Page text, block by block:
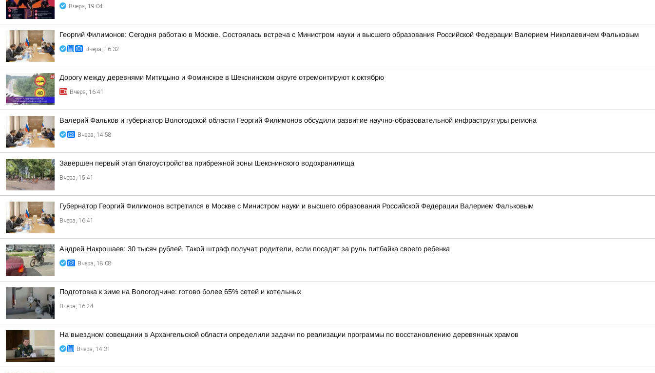
Вчера, 19:04
Георгий Филимонов: Сегодня работаю в Москве. Состоялась встреча с Министром науки и высшего образования Российской Федерации Валерием Николаевичем Фальковым
Вчера, 16:32
Дорогу между деревнями Митицыно и Фоминское в Шекснинском округе отремонтируют к октябрю
Вчера, 16:41
Валерий Фальков и губернатор Вологодской области Георгий Филимонов обсудили развитие научно-образовательной инфраструктуры региона
Вчера, 14:58
Завершен первый этап благоустройства прибрежной зоны Шекснинского водохранилища
Вчера, 15:41
Губернатор Георгий Филимонов встретился в Москве с Министром науки и высшего образования Российской Федерации Валерием Фальковым
Вчера, 16:41
Андрей Накрошаев: 30 тысяч рублей. Такой штраф получат родители, если посадят за руль питбайка своего ребенка
Вчера, 18:08
Подготовка к зиме на Вологодчине: готово более 65% сетей и котельных
Вчера, 16:24
На выездном совещании в Архангельской области определили задачи по реализации программы по восстановлению деревянных храмов
Вчера, 14:31